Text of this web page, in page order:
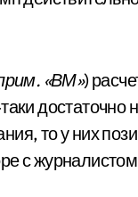
«ВМ»)
достаточно
то у них
с